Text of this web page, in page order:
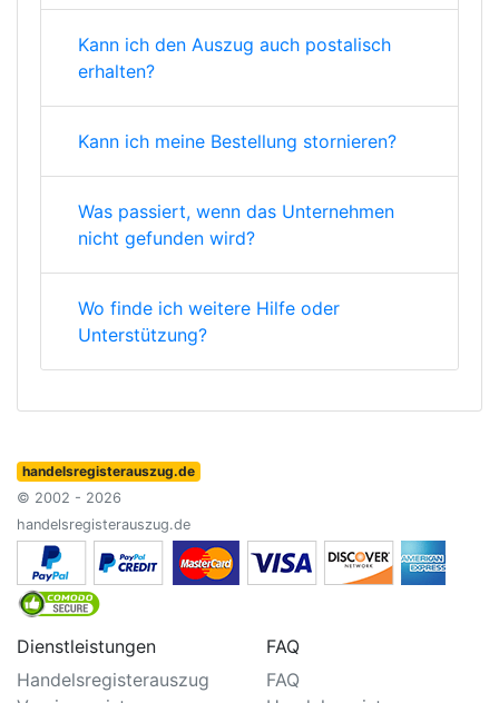
Kann ich den Auszug auch postalisch
erhalten?
Kann ich meine Bestellung stornieren?
Was passiert, wenn das Unternehmen
nicht gefunden wird?
Wo finde ich weitere Hilfe oder
Unterstützung?
handelsregisterauszug.de
© 2002 - 2026
handelsregisterauszug.de
Dienstleistungen
Handelsregisterauszug
FAQ
FAQ